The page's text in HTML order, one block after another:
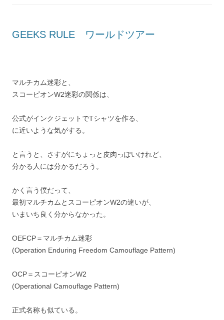
GEEKS RULE ワールドツアー
マルチカム迷彩と、
スコーピオンW2迷彩の関係は、
公式がインクジェットでTシャツを作る、
に近いような気がする。
と言うと、さすがにちょっと皮肉っぽいけれど、
分かる人には分かるだろう。
かく言う僕だって、
最初マルチカムとスコーピオンW2の違いが、
いまいち良く分からなかった。
OEFCP＝マルチカム迷彩
(Operation Enduring Freedom Camouflage Pattern)
OCP＝スコーピオンW2
(Operational Camouflage Pattern)
正式名称も似ている。